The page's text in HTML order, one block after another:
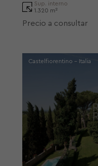
Sup. interno
1.320 m²
Precio a consultar
Castelfiorentino - Italia